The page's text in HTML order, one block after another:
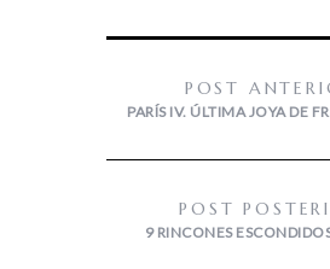
POST
PARÍS IV. ÚLTIMA JOYA DE
POST
9 RINCONES